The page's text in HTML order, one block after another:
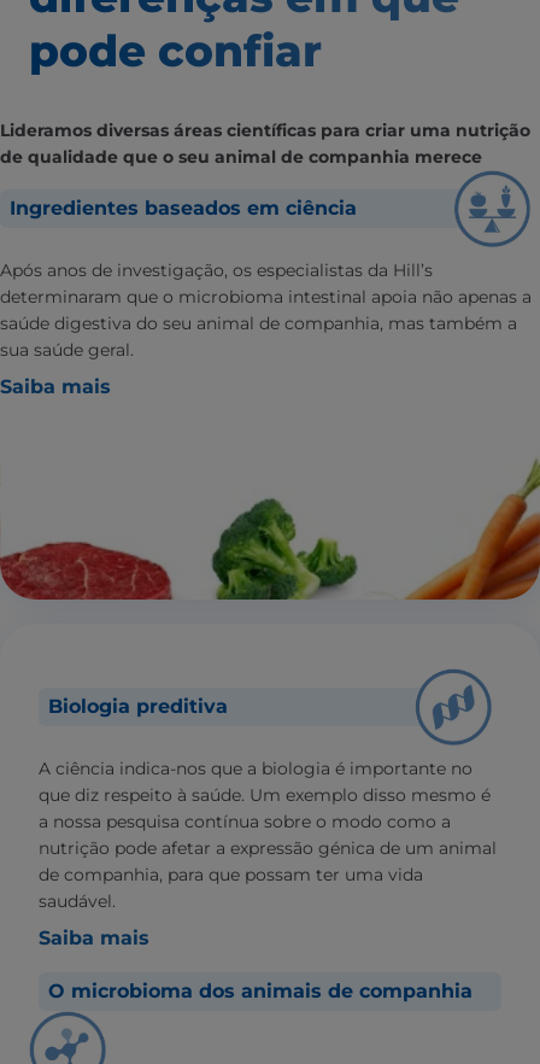
pode confiar
Lideramos diversas áreas científicas para criar uma nutrição
de qualidade que o seu animal de companhia merece
Ingredientes baseados em ciência
Após anos de investigação, os especialistas da Hill’s
determinaram que o microbioma intestinal apoia não apenas a
saúde digestiva do seu animal de companhia, mas também a
sua saúde geral.
Saiba mais
Biologia preditiva
A ciência indica-nos que a biologia é importante no
que diz respeito à saúde. Um exemplo disso mesmo é
a nossa pesquisa contínua sobre o modo como a
nutrição pode afetar a expressão génica de um animal
de companhia, para que possam ter uma vida
saudável.
Saiba mais
O microbioma dos animais de companhia